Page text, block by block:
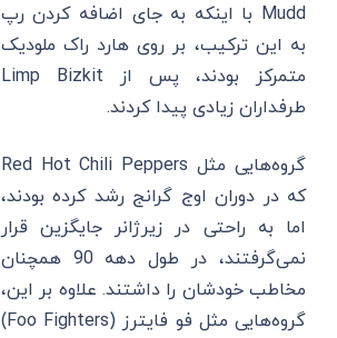
Mudd با اینکه به جای اضافه کردن رپ
به این ترکیب، بر روی هارد راک ملودیک
متمرکز بودند، پس از Limp Bizkit
طرفداران زیادی پیدا کردند.
گروه‌هایی مثل Red Hot Chili Peppers
که در دوران اوج گرانج رشد کرده بودند،
اما به راحتی در زیرژانر جایگزین قرار
نمی‌گرفتند، در طول دهه 90 همچنان
مخاطب خودشان را داشتند. علاوه بر این،
گروه‌هایی مثل فو فایترز (Foo Fighters)